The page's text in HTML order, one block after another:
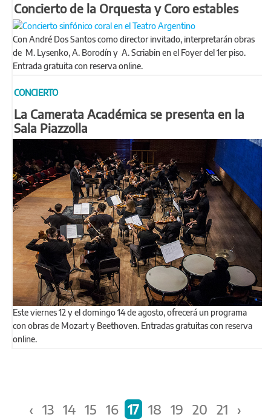
Concierto de la Orquesta y Coro estables
Con André Dos Santos como director invitado, interpretarán obras
de M. Lysenko, A. Borodín y A. Scriabin en el Foyer del 1er piso.
Entrada gratuita con reserva online.
CONCIERTO
La Camerata Académica se presenta en la
Sala Piazzolla
Este viernes 12 y el domingo 14 de agosto, ofrecerá un programa
con obras de Mozart y Beethoven. Entradas gratuitas con reserva
online.
‹ 13 14 15 16 17 18 19 20 21 ›